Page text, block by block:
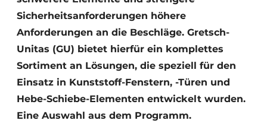
Sicherheitsanforderungen höhere
Anforderungen an die Beschläge. Gretsch-
Unitas (GU) bietet hierfür ein komplettes
Sortiment an Lösungen, die speziell für den
Einsatz in Kunststoff-Fenstern, -Türen und
Hebe-Schiebe-Elementen entwickelt wurden.
Eine Auswahl aus dem Programm.